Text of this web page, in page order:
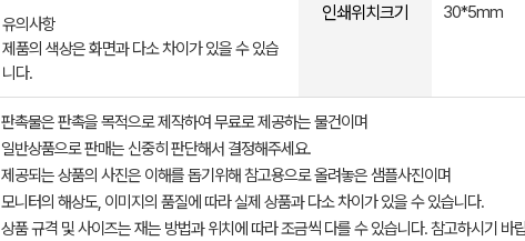
유의사항
제품의 색상은 화면과 다소 차이가 있을 수 있습
니다.
인쇄위치크기 30*5mm
판촉물은 판촉을 목적으로 제작하여 무료로 제공하는 물건이며
일반상품으로 판매는 신중히 판단해서 결정해주세요.
제공되는 상품의 사진은 이해를 돕기위해 참고용으로 올려놓은 샘플사진이며
모니터의 해상도, 이미지의 품질에 따라 실제 상품과 다소 차이가 있을 수 있습니다.
상품 규격 및 사이즈는 재는 방법과 위치에 따라 조금씩 다를 수 있습니다. 참고하시기 바